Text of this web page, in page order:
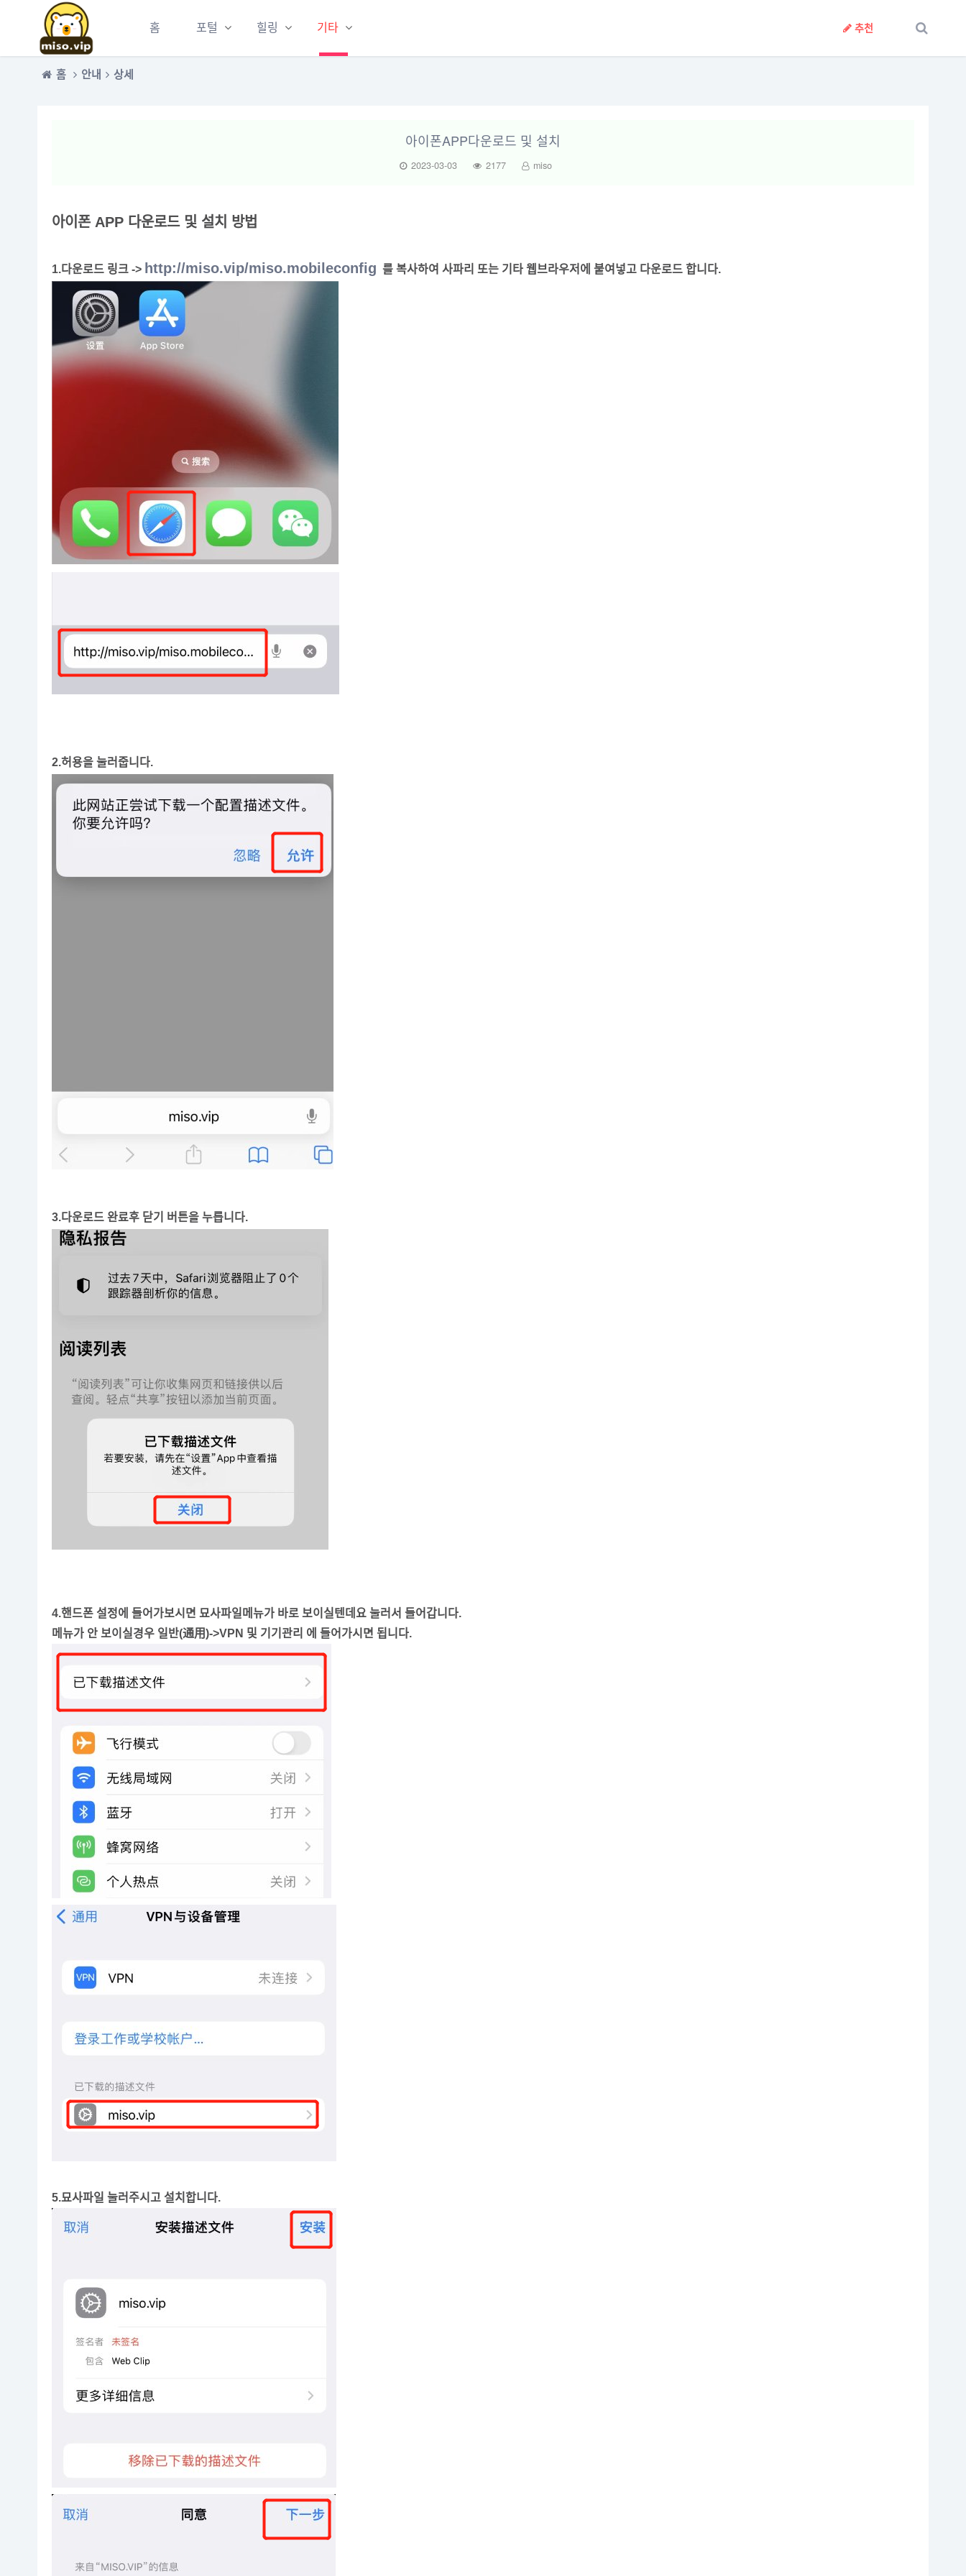
홈 포털 힐링 기타 추천
홈 안내 상세
아이폰APP다운로드 및 설치
2023-03-03 2177 miso
아이폰 APP 다운로드 및 설치 방법
1.다운로드 링크 -> http://miso.vip/miso.mobileconfig 를 복사하여 사파리 또는 기타 웹브라우저에 붙여넣고 다운로드 합니다.
2.허용을 눌러줍니다.
3.다운로드 완료후 닫기 버튼을 누릅니다.
4.핸드폰 설정에 들어가보시면 묘사파일메뉴가 바로 보이실텐데요 눌러서 들어갑니다.
메뉴가 안 보이실경우 일반(通用)->VPN 및 기기관리 에 들어가시면 됩니다.
5.묘사파일 눌러주시고 설치합니다.